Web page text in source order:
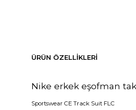
ÜRÜN ÖZELLIKLERI
Nike erkek eşofman
Sportswear CE Track Suit FLC